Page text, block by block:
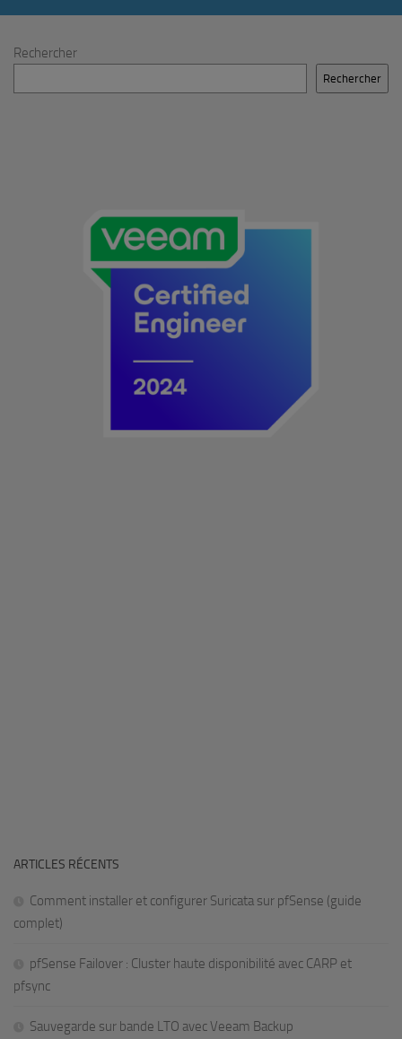
Rechercher
Rechercher
ARTICLES RÉCENTS
Comment installer et configurer Suricata sur pfSense (guide
complet)
pfSense Failover : Cluster haute disponibilité avec CARP et
pfsync
Sauvegarde sur bande LTO avec Veeam Backup